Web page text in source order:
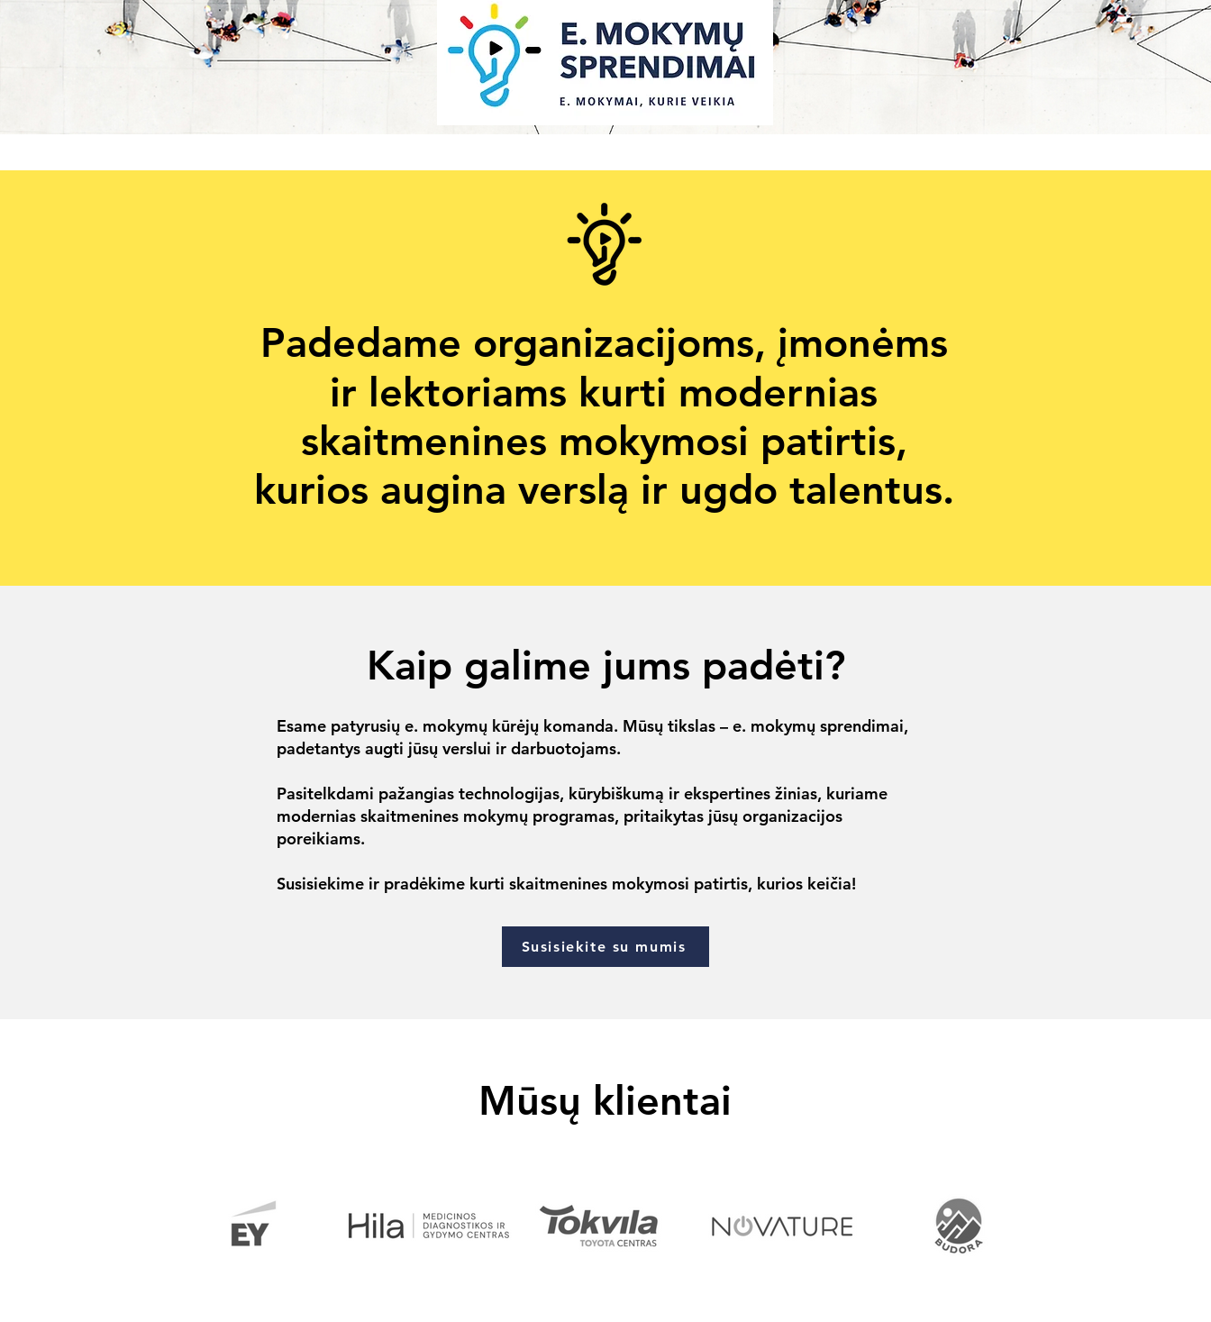
Padedame organizacijoms, įmonėms
ir lektoriams kurti modernias
skaitmenines mokymosi patirtis,
kurios augina verslą ir ugdo talentus.
Kaip galime jums padėti?
Esame patyrusių e. mokymų kūrėjų komanda. Mūsų tikslas – e. mokymų sprendimai,
padetantys augti jūsų verslui ir darbuotojams.
Pasitelkdami pažangias technologijas, kūrybiškumą ir ekspertines žinias, kuriame
modernias skaitmenines mokymų programas, pritaikytas jūsų organizacijos
poreikiams.
Susisiekime ir pradėkime kurti skaitmenines mokymosi patirtis, kurios keičia!
Susisiekite su mumis
Mūsų klientai